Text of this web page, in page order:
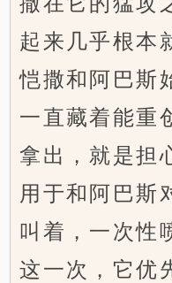
起来几乎根本
恺撒和阿巴斯
一直藏着能重
拿出，就是担
用于和阿巴斯
叫着，一次性
这一次，它优